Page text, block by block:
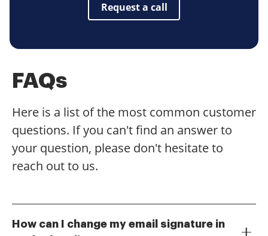
Request a call
FAQs
Here is a list of the most common customer
questions. If you can't find an answer to
your question, please don't hesitate to
reach out to us.
How can I change my email signature in